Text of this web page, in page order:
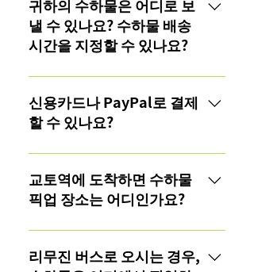
귀하의 수하물은 어디로 보
낼 수 있나요? 수하물 배송
시간을 지정할 수 있나요?
귀하의 수하물은 교토 내 서비스 지
역 내 어디든지 보낼 수 있습니다.
호텔이나 Airbnb 등, 수하물을 받을
니다. 또한 배송 시간을 지정하실 수
있으나, 당일 오후 8시 이전에만 가
능합니다.
신용카드나 PayPal로 결제
할 수 있나요?
원칙적으로 수하물 수거 시 현금으
로 결제하셔야 합니다.또한,
PayPay, PayPal, Alipay를 이용한 결
하실 수 없습니다.
교토역에 도착하면 수하물
픽업 장소는 어디인가요?
기차(Haruka/JR/신칸센)로 오시는
경우, 교토 극장(Kyoto Gekijo) 앞에
리무진 버스로 오시는 경우,